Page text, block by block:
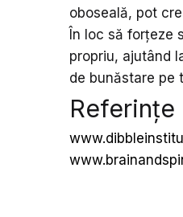
oboseală, pot
În loc să forțeze
propriu, ajutând
de bunăstare pe
Referințe